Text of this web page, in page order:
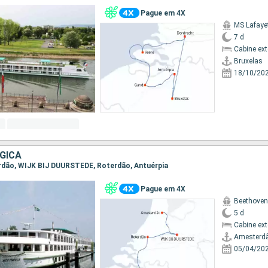
Pague em 4X
MS
7 d
Cabine
Bruxelas
18/10/
WIJK BIJ DUURSTEDE, Roterdão, Antuérpia
Pague em 4X
Beethoven
5 d
Cabine
05/04/